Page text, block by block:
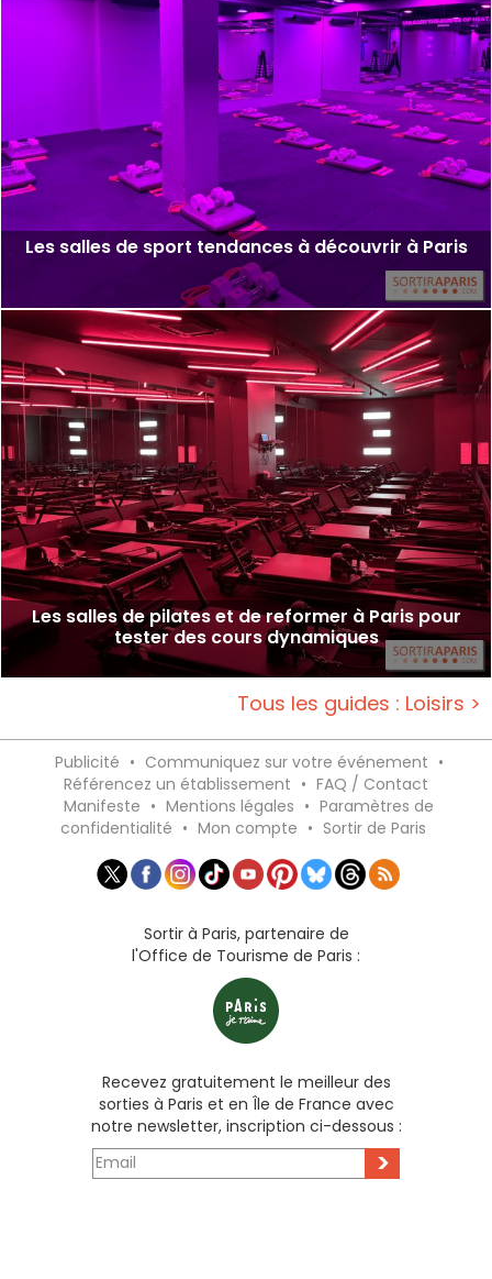
Les salles de sport tendances à découvrir à Paris
Les salles de pilates et de reformer à Paris pour
tester des cours dynamiques
Tous les guides : Loisirs >
Publicité • Communiquez sur votre événement •
Référencez un établissement • FAQ / Contact
Manifeste • Mentions légales • Paramètres de
confidentialité • Mon compte • Sortir de Paris
Sortir à Paris, partenaire de
l'Office de Tourisme de Paris :
Recevez gratuitement le meilleur des
sorties à Paris et en Île de France avec
notre newsletter, inscription ci-dessous :
>